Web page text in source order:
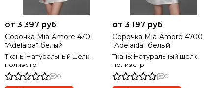
от 3 397 руб
Сорочка Mia-Amore 4701
"Adelaida" белый
Ткань: Натуральный шелк-
полиэстр
0
от 3 197 руб
Сорочка Mia-Amore 4700
"Adelaida" белый
Ткань: Натуральный шелк-
полиэстр
0